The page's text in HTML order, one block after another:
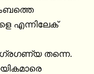
എന്നിലേക്
തന്നെ.